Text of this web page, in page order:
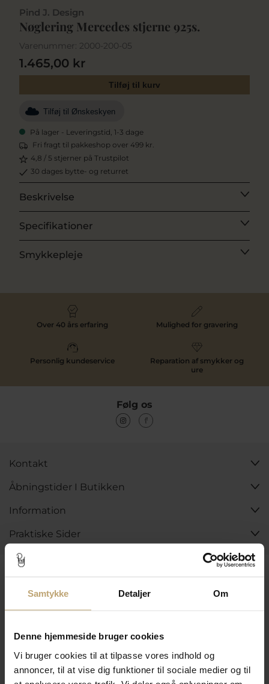
Samtykke Detaljer Om
Denne hjemmeside bruger cookies
Vi bruger cookies til at tilpasse vores indhold og
annoncer, til at vise dig funktioner til sociale medier og til
Pind J. Design
Nøglering Mercedes stjerne 925s.
Varenummer: 2000-200-05
1.465,00 kr
Tilføj til kurv
Tilføj til Ønskeskyen
På lager - Leveringstid, 1-3 dage
Fri fragt til pakkeshop over 499 kr.
4,8 / 5 stjerner på Trustpilot
30 dages bytte- og returret
Beskrivelse
Specifikationer
Smykkepleje
Over 40 års erfaring Mulighed for gravering
Personlig kundeservice
Reparation af smykker og
ure
Følg os
Kontakt
Åbningstider I Butikken
Information
Praktiske Sider
Leveringsmuligheder
Sikker Og Tryg E-Handel